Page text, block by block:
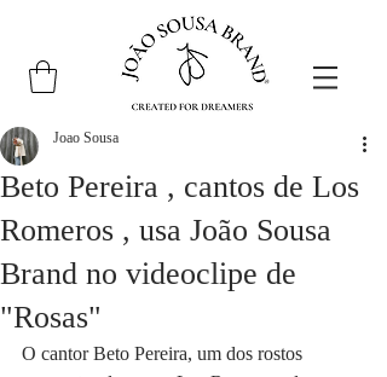
Beto Pereira , cantos de Los
Romeros , usa João Sousa
Brand no videoclipe de
"Rosas"
Joao Sousa
O cantor Beto Pereira, um dos rostos